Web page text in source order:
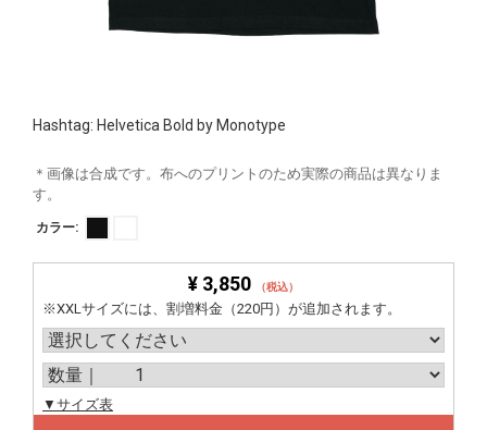
Hashtag: Helvetica Bold by Monotype
＊画像は合成です。布へのプリントのため実際の商品は異なりま
す。
カラー:
¥ 3,850 （税込）
※XXLサイズには、割増料金（220円）が追加されます。
▼サイズ表